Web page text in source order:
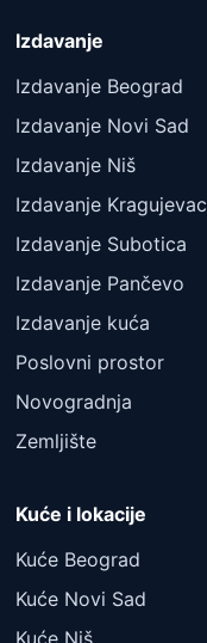
Izdavanje
Izdavanje Beograd
Izdavanje Novi Sad
Izdavanje Niš
Izdavanje Kragujevac
Izdavanje Subotica
Izdavanje Pančevo
Izdavanje kuća
Poslovni prostor
Novogradnja
Zemljište
Kuće i lokacije
Kuće Beograd
Kuće Novi Sad
Kuće Niš